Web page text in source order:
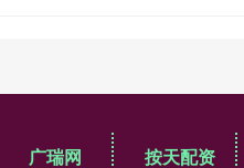
广瑞网 按天配资